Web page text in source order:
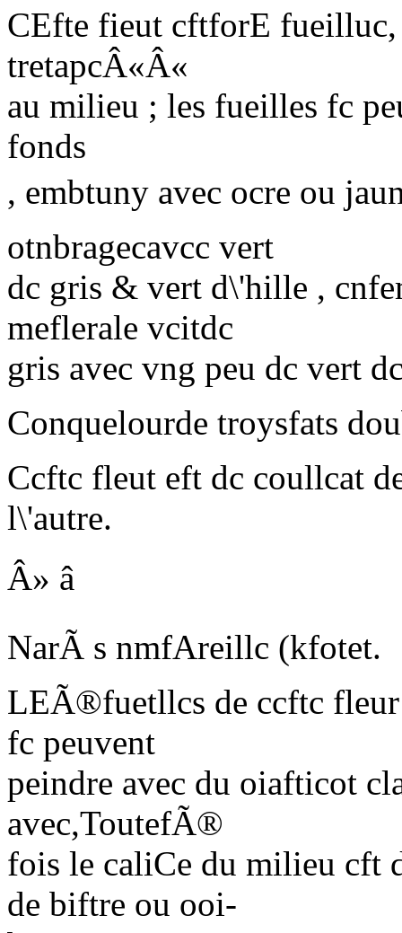
CEfte fieut cftforE
tretapcÂ«Â«
au milieu ; les fueilles fc
fonds
, embtuny avec ocre ou
otnbragecavcc vert
dc gris & vert d\'hille ,
meflerale vcitdc
gris avec vng peu dc vert
Conquelourde troysfats
Ccftc fleut eft dc coullcat
l\'autre.
Â» â
NarÃ s nmfAreillc (kfotet.
LEÃ®fuetllcs de ccftc
fc peuvent
peindre avec du oiafticot
avec,ToutefÃ®
fois le caliCe du milieu cft
de biftre ou ooi-